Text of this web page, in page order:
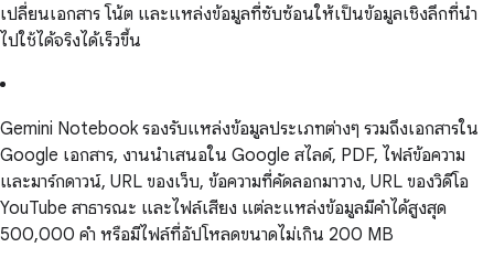
เปลี่ยนเอกสาร โน้ต และแหล่งข้อมูลที่ซับซ้อนให้เป็นข้อมูลเชิงลึกที่นำ
ไปใช้ได้จริงได้เร็วขึ้น
Gemini Notebook รองรับแหล่งข้อมูลประเภทต่างๆ รวมถึงเอกสารใน
Google เอกสาร, งานนำเสนอใน Google สไลด์, PDF, ไฟล์ข้อความ
และมาร์กดาวน์, URL ของเว็บ, ข้อความที่คัดลอกมาวาง, URL ของวิดีโอ
YouTube สาธารณะ และไฟล์เสียง แต่ละแหล่งข้อมูลมีคำได้สูงสุด
500,000 คำ หรือมีไฟล์ที่อัปโหลดขนาดไม่เกิน 200 MB